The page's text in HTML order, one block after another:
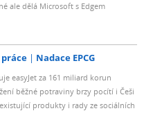
ale dělá Microsoft s Edgem
Nadace EPCG
easyJet za 161 miliard korun
běžné potraviny brzy pocítí i Češi
produkty i rady ze sociálních